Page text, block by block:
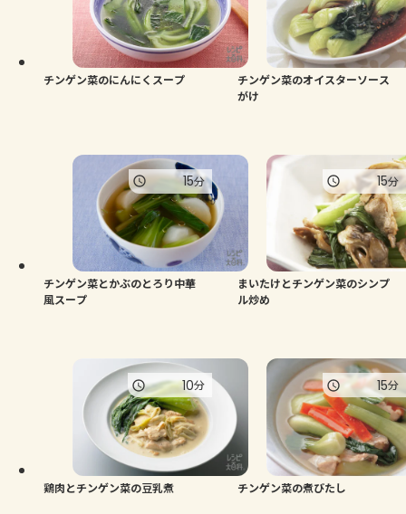
チンゲン菜のにんにくスープ
チンゲン菜のオイスターソース
がけ
チンゲン菜とかぶのとろり中華
風スープ
15分
まいたけとチンゲン菜のシンプ
ル炒め
15分
鶏肉とチンゲン菜の豆乳煮
10分
チンゲン菜の煮びたし
15分